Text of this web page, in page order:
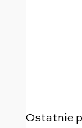
Ostatnie